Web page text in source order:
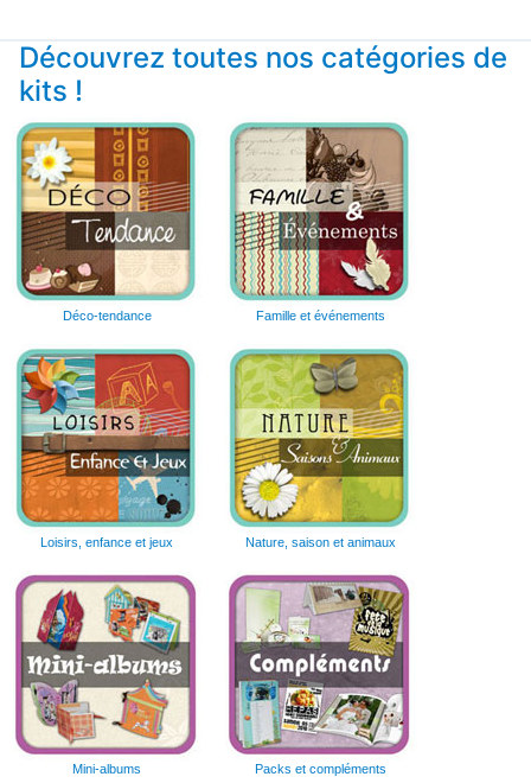
Découvrez toutes nos catégories de
kits !
Déco-tendance Famille et événements
Loisirs, enfance et jeux Nature, saison et animaux
Mini-albums Packs et compléments